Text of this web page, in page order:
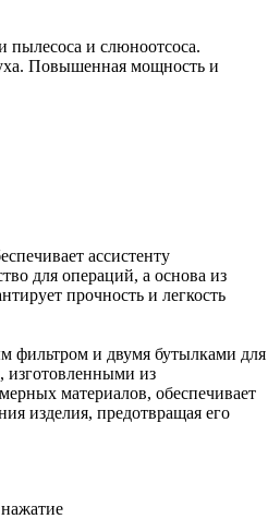
пылесоса и слюноотсоса.
Повышенная мощность и
ассистенту
для операций, а основа из
прочность и легкость
фильтром и двумя бутылками для
изготовленными из
материалов, обеспечивает
изделия, предотвращая его